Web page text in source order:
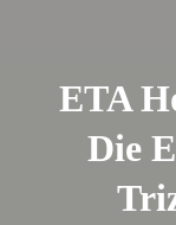
ETA
Die